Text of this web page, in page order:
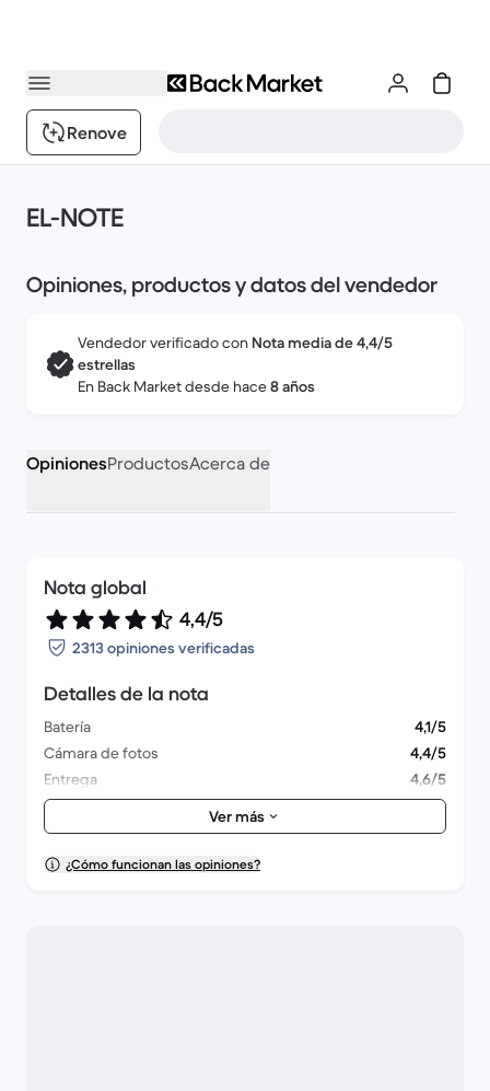
Renove
EL-NOTE
Opiniones, productos y datos del vendedor
Vendedor verificado con Nota media de 4,4/5
estrellas
En Back Market desde hace8 años
OpinionesProductosAcerca de
Nota global
4,4/5
2313 opiniones verificadas
Detalles de la nota
Batería
4,1/5
Cámara de fotos
4,4/5
Entrega
4,6/5
Accesorios
4/5
Embalaje
4,5/5
Felicidad global
Ver más
¿Cómo funcionan las opiniones?